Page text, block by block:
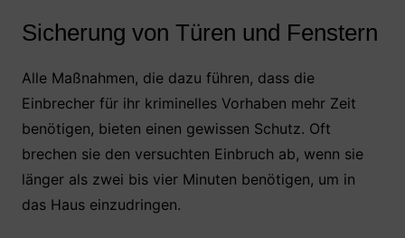
Sicherung von Türen und Fenstern
Alle Maßnahmen, die dazu führen, dass die
Einbrecher für ihr kriminelles Vorhaben mehr Zeit
benötigen, bieten einen gewissen Schutz. Oft
brechen sie den versuchten Einbruch ab, wenn sie
länger als zwei bis vier Minuten benötigen, um in
das Haus einzudringen.